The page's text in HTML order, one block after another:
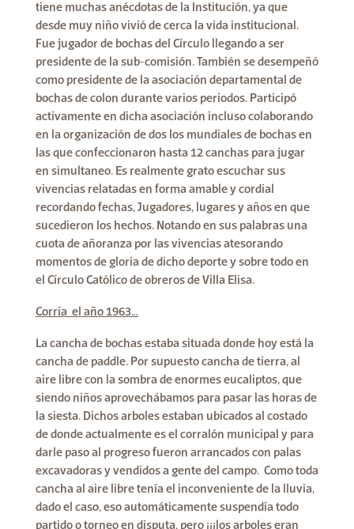
tiene muchas anécdotas de la Institución, ya que
desde muy niño vivió de cerca la vida institucional.
Fue jugador de bochas del Círculo llegando a ser
presidente de la sub-comisión. También se desempeñó
como presidente de la asociación departamental de
bochas de colon durante varios periodos. Participó
activamente en dicha asociación incluso colaborando
en la organización de dos los mundiales de bochas en
las que confeccionaron hasta 12 canchas para jugar
en simultaneo. Es realmente grato escuchar sus
vivencias relatadas en forma amable y cordial
recordando fechas, Jugadores, lugares y años en que
sucedieron los hechos. Notando en sus palabras una
cuota de añoranza por las vivencias atesorando
momentos de gloria de dicho deporte y sobre todo en
el Círculo Católico de obreros de Villa Elisa.
Corría el año 1963…
La cancha de bochas estaba situada donde hoy está la
cancha de paddle. Por supuesto cancha de tierra, al
aire libre con la sombra de enormes eucaliptos, que
siendo niños aprovechábamos para pasar las horas de
la siesta. Dichos arboles estaban ubicados al costado
de donde actualmente es el corralón municipal y para
darle paso al progreso fueron arrancados con palas
excavadoras y vendidos a gente del campo. Como toda
cancha al aire libre tenía el inconveniente de la lluvia,
dado el caso, eso automáticamente suspendía todo
partido o torneo en disputa, pero ¡¡¡los arboles eran